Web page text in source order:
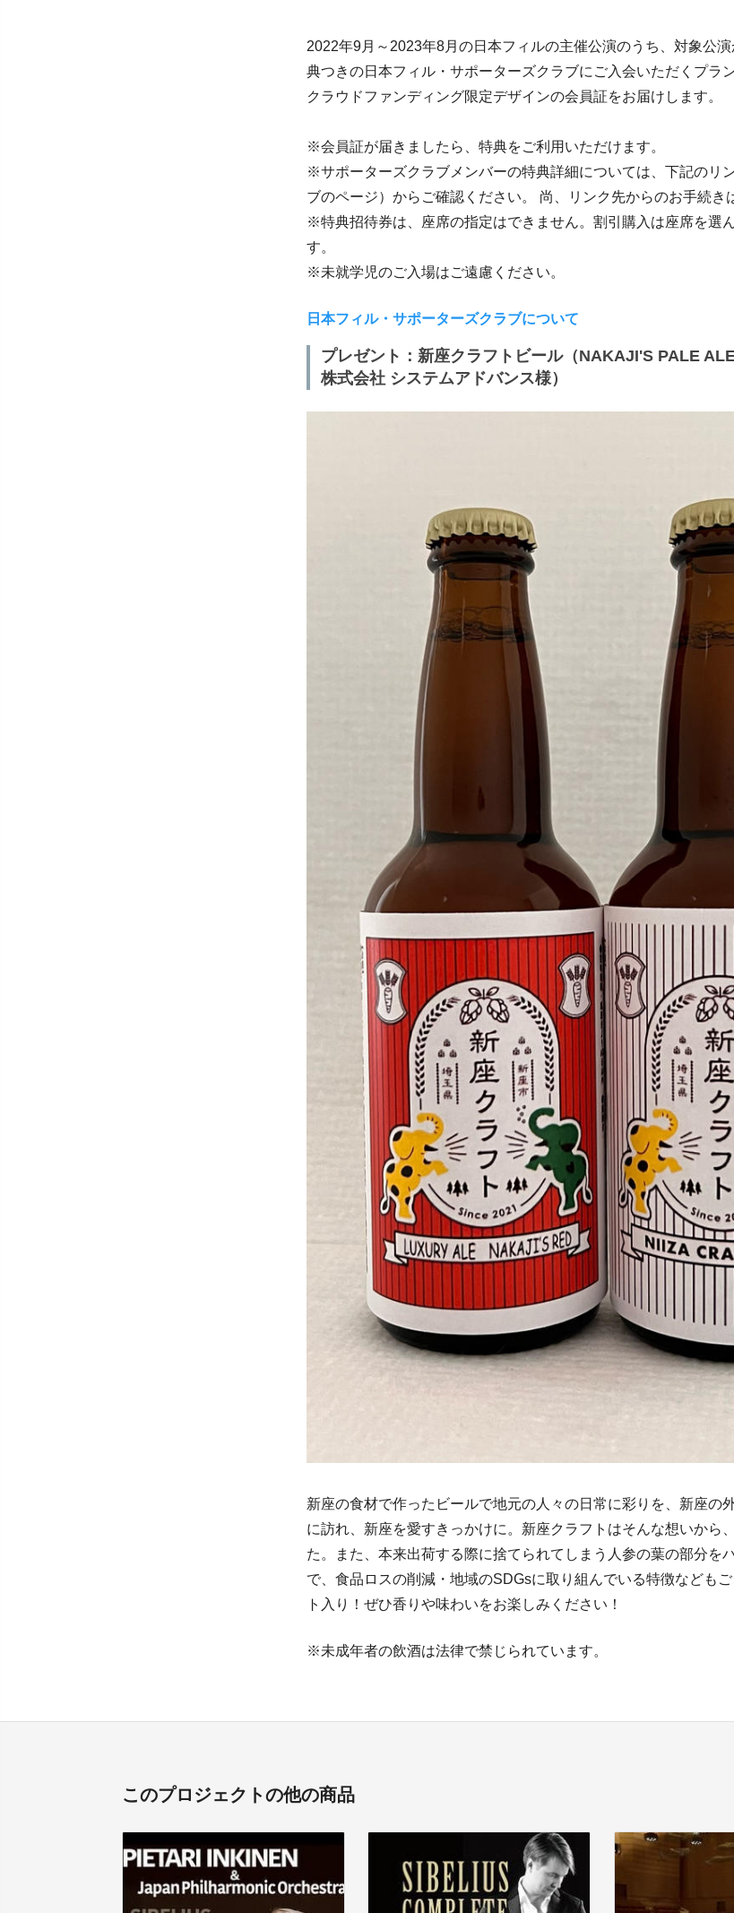
2022年9月～2023年8月の日本フィルの主催公演のうち、対象公
典つきの日本フィル・サポーターズクラブにご入会いただくプラン
クラウドファンディング限定デザインの会員証をお届けします。
※会員証が届きましたら、特典をご利用いただけます。
※サポーターズクラブメンバーの特典詳細については、下記のリ
ブのページ）からご確認ください。 尚、リンク先からのお手続き
※特典招待券は、座席の指定はできません。割引購入は座席を選
す。
※未就学児のご入場はご遠慮ください。
日本フィル・サポーターズクラブについて
プレゼント：新座クラフトビール（NAKAJI'S PALE
株式会社 システムアドバンス様）
新座の食材で作ったビールで地元の人々の日常に彩りを、新座の
に訪れ、新座を愛すきっかけに。新座クラフトはそんな想いから
た。また、本来出荷する際に捨てられてしまう人参の葉の部分を
で、食品ロスの削減・地域のSDGsに取り組んでいる特徴なども
ト入り！ぜひ香りや味わいをお楽しみください！
※未成年者の飲酒は法律で禁じられています。
このプロジェクトの他の商品